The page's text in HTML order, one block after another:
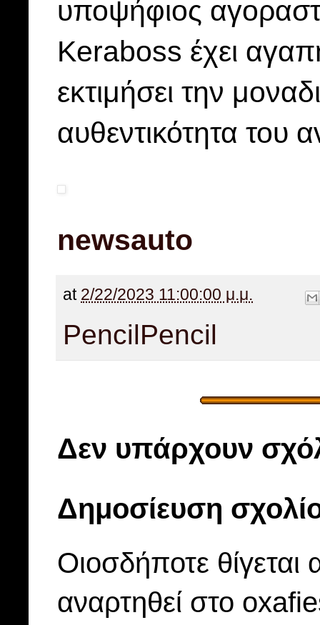
υποψήφιος
Keraboss έχει
εκτιμήσει την
αυθεντικότητα του
newsauto
at 2/22/2023 11:00:00 μ.μ.
PencilPencil
Δεν υπάρχουν
Δημοσίευση
Οιοσδήποτε
αναρτηθεί στο